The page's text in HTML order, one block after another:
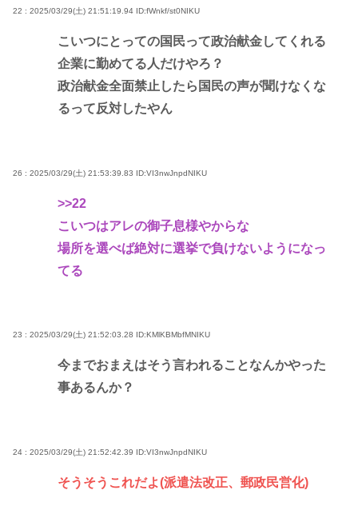
22 : 2025/03/29(土) 21:51:19.94 ID:fWnkf/st0NIKU
こいつにとっての国民って政治献金してくれる
企業に勤めてる人だけやろ？
政治献金全面禁止したら国民の声が聞けなくな
るって反対したやん
26 : 2025/03/29(土) 21:53:39.83 ID:VI3nwJnpdNIKU
>>22
こいつはアレの御子息様やからな
場所を選べば絶対に選挙で負けないようになっ
てる
23 : 2025/03/29(土) 21:52:03.28 ID:KMlKBMbfMNIKU
今までおまえはそう言われることなんかやった
事あるんか？
24 : 2025/03/29(土) 21:52:42.39 ID:VI3nwJnpdNIKU
そうそうこれだよ(派遣法改正、郵政民営化)